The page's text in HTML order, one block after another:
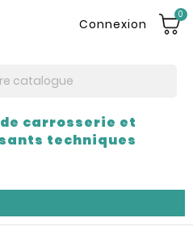
Connexion
0
carrosserie et
techniques